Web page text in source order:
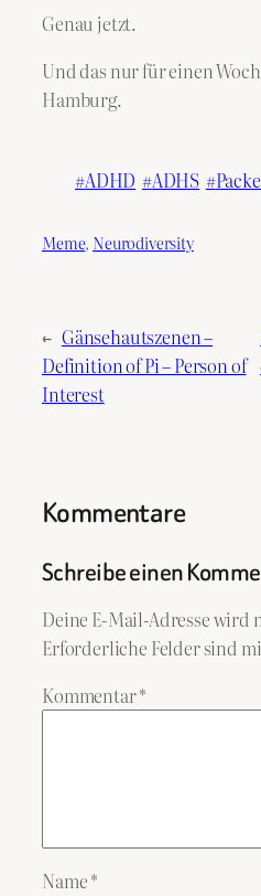
Genau jetzt.
Und das nur für einen
Hamburg.
ADHD ADHS
Meme, Neurodiversity
← Gänsehautszenen –
Definition of Pi – Person of
Interest
Kommentare
Schreibe einen
Deine E-Mail-Adresse
Erforderliche Felder sind
Kommentar*
Name*